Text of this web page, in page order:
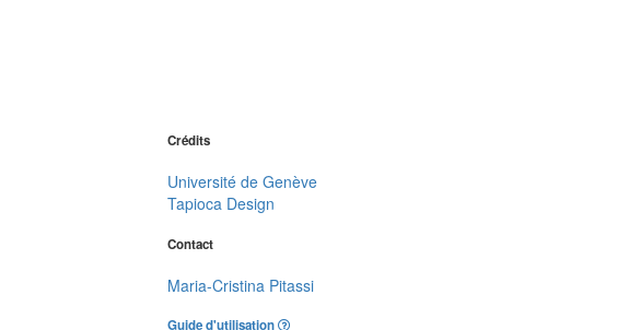
Crédits
Université de Genève
Tapioca Design
Contact
Maria-Cristina Pitassi
Guide d'utilisation